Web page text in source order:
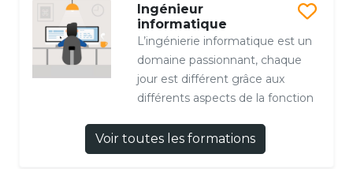
Ingénieur
informatique
L’ingénierie informatique est un
domaine passionnant, chaque
jour est différent grâce aux
différents aspects de la fonction
Voir toutes les formations